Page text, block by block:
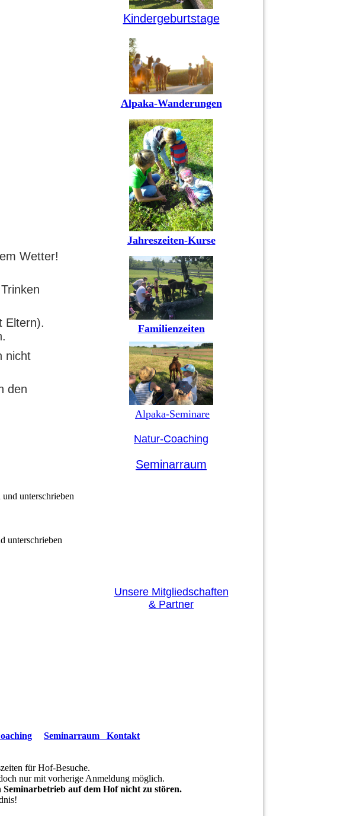
Wetter!
Eltern).
nicht
den
unterschrieben
unterschrieben
Kindergeburtstage
Alpaka-Wanderungen
Jahreszeiten-Kurse
Familienzeiten
Alpaka-Seminare
Natur-Coaching
Seminarraum
Unsere Mitgliedschaften
& Partner
Seminarraum Kontakt
für Hof-Besuche.
nur mit vorherige Anmeldung möglich.
auf dem Hof nicht zu stören.